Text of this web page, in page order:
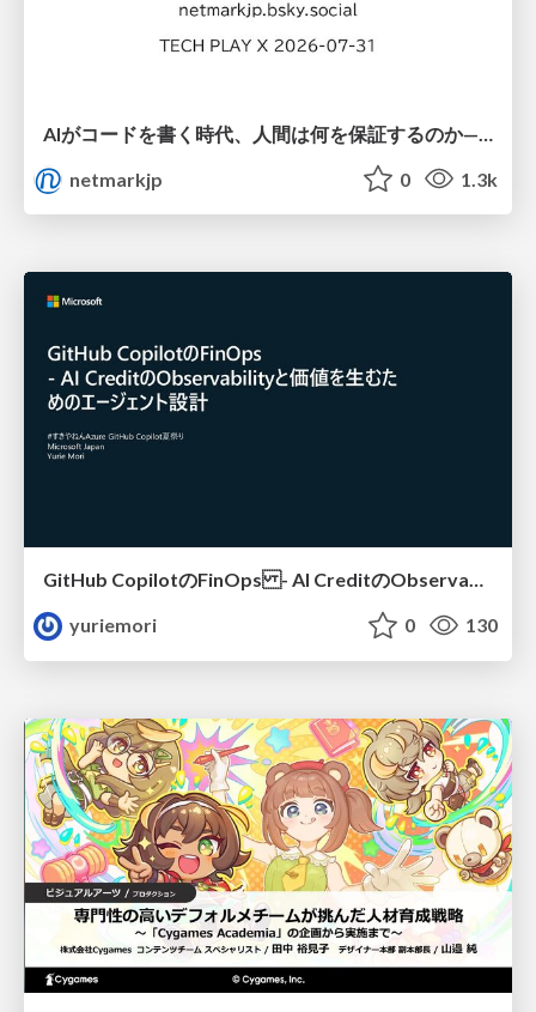
netmarkjp
0 1.3k
GitHub CopilotのFinOps - AI CreditのObservabilityと価値を生むためのエージェント設計
yuriemori
0 130